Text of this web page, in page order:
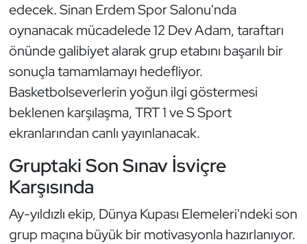
edecek. Sinan Erdem Spor Salonu'nda
oynanacak mücadelede 12 Dev Adam, taraftarı
önünde galibiyet alarak grup etabını başarılı bir
sonuçla tamamlamayı hedefliyor.
Basketbolseverlerin yoğun ilgi göstermesi
beklenen karşılaşma, TRT 1 ve S Sport
ekranlarından canlı yayınlanacak.
Gruptaki Son Sınav İsviçre
Karşısında
Ay-yıldızlı ekip, Dünya Kupası Elemeleri'ndeki son
grup maçına büyük bir motivasyonla hazırlanıyor.
Futsal
Genel
Golf
Güreş
Halter
Hava Sporları
Hentbol